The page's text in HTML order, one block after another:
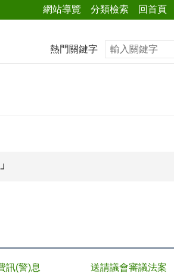
網站導覽 分類檢索 回首頁
熱門關鍵字
訊(警)息 送請議會審議法案